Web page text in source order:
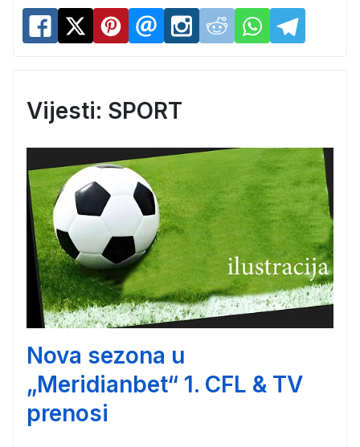
Vijesti: SPORT
Nova sezona u
„Meridianbet“ 1. CFL & TV
prenosi